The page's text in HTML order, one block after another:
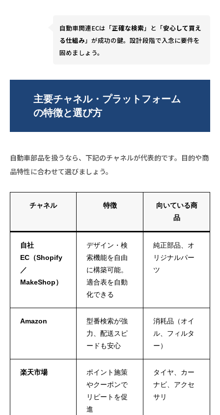
自動車関連ECは「正確な検索 」と「安心して買え
る仕組み 」が成功の鍵。設計段階で入念に要件を
固めましょう。
主要チャネル・プラットフォーム
の特徴と選び方
自動車部品を扱うなら、下記のチャネルが代表的です。目的や商
品特性に合わせて選びましょう。
チャネル 特徴
向いている商
品
自社
EC（Shopify
／
MakeShop）
デザイン・検
索機能を自由
に構築可能。
適合表を自動
化できる
純正部品、オ
リジナルパー
ツ
Amazon
型番検索が強
力、配送スピ
ードも安心
消耗品（オイ
ル、フィルタ
ー）
楽天市場
ポイント施策
やクーポンで
リピートを促
進
タイヤ、カー
ナビ、アクセ
サリ